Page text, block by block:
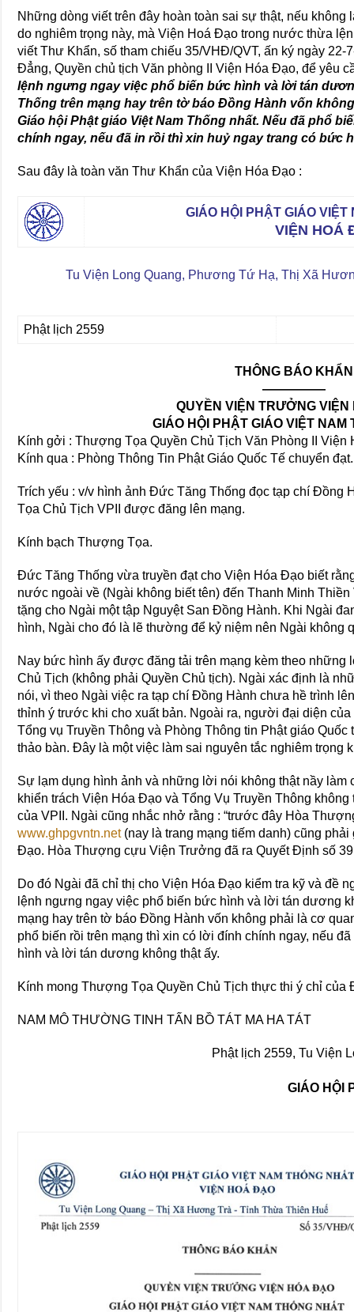
Những dòng viết trên đây hoàn toàn sai sự thật, nếu
do nghiêm trọng này, mà Viện Hoá Đạo trong nước thừa
viết Thư Khẩn, số tham chiếu 35/VHĐ/QVT, ấn ký ngày
Đẳng, Quyền chủ tịch Văn phòng II Viện Hóa Đạo, để yêu
lệnh ngưng ngay việc phổ biến bức hình và lời tán
Thống trên mạng hay trên tờ báo Đồng Hành vốn
Giáo hội Phật giáo Việt Nam Thống nhất. Nếu đã phổ
chính ngay, nếu đã in rồi thì xin huỷ ngay trang có bức
Sau đây là toàn văn Thư Khẩn của Viện Hóa Đạo :
GIÁO HỘI PHẬT GIÁO VIỆT
VIỆN HOÁ
Tu Viện Long Quang, Phương Tứ Hạ, Thị Xã
Phật lịch 2559
THÔNG BÁO KHẨN
—————
QUYỀN VIỆN TRƯỞNG VIỆN
GIÁO HỘI PHẬT GIÁO VIỆT NAM
Kính gởi : Thượng Tọa Quyền Chủ Tịch Văn Phòng II Viện
Kính qua : Phòng Thông Tin Phật Giáo Quốc Tế chuyển đạt.
Trích yếu : v/v hình ảnh Đức Tăng Thống đọc tạp chí
Tọa Chủ Tịch VPII được đăng lên mạng.
Kính bạch Thượng Tọa.
Đức Tăng Thống vừa truyền đạt cho Viện Hóa Đạo biết
nước ngoài về (Ngài không biết tên) đến Thanh Minh
tặng cho Ngài một tập Nguyệt San Đồng Hành. Khi Ngài
hình, Ngài cho đó là lẽ thường để kỷ niệm nên Ngài không
Nay bức hình ấy được đăng tải trên mạng kèm theo
Chủ Tịch (không phải Quyền Chủ tịch). Ngài xác định là
nói, vì theo Ngài việc ra tạp chí Đồng Hành chưa hề trình
thỉnh ý trước khi cho xuất bản. Ngoài ra, người đại diện
Tổng vụ Truyền Thông và Phòng Thông tin Phật giáo
thảo bàn. Đây là một việc làm sai nguyên tắc nghiêm trọng
Sự lạm dụng hình ảnh và những lời nói không thật nầy làm
khiển trách Viện Hóa Đạo và Tổng Vụ Truyền Thông
của VPII. Ngài cũng nhắc nhở rằng : “trước đây Hòa
www.ghpgvntn.net(nay là trang mạng tiếm danh) cũng
Đạo. Hòa Thượng cựu Viện Trưởng đã ra Quyết Định số
Do đó Ngài đã chỉ thị cho Viện Hóa Đạo kiểm tra kỹ và đề
lệnh ngưng ngay việc phổ biến bức hình và lời tán dương
mạng hay trên tờ báo Đồng Hành vốn không phải là cơ
phổ biến rồi trên mạng thì xin có lời đính chính ngay, nếu
hình và lời tán dương không thật ấy.
Kính mong Thượng Tọa Quyền Chủ Tịch thực thi ý chỉ của
NAM MÔ THƯỜNG TINH TẤN BỒ TÁT MA HA TÁT
Phật lịch 2559, Tu Viện
GIÁO HỘI